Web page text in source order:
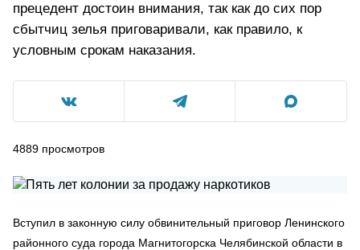
прецедент достоин внимания, так как до сих пор
сбытчиц зелья приговаривали, как правило, к
условным срокам наказания.
4889 просмотров
Вступил в законную силу обвинительный приговор Ленинского
районного суда города Магнитогорска Челябинской области в